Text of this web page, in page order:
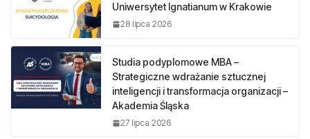
Uniwersytet Ignatianum w Krakowie
28 lipca 2026
Studia podyplomowe MBA –
Strategiczne wdrażanie sztucznej
inteligencji i transformacja organizacji –
Akademia Śląska
27 lipca 2026